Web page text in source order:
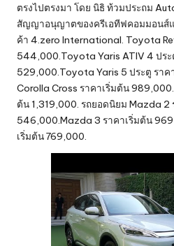
ตรงไปตรงมา โดย นิธิ ท้วมประถม
สัญญาอนุญาตของครีเอทีฟคอมมอนส์
ค้า 4.zero International. Toyota
544,000.Toyota Yaris ATIV 4 ประ
529,000.Toyota Yaris 5 ประตู รา
Corolla Cross ราคาเริ่มต้น
ต้น 1,319,000. รถยอดนิยม Mazda 2
546,000.Mazda 3 ราคาเริ่มต้น
เริ่มต้น 769,000.